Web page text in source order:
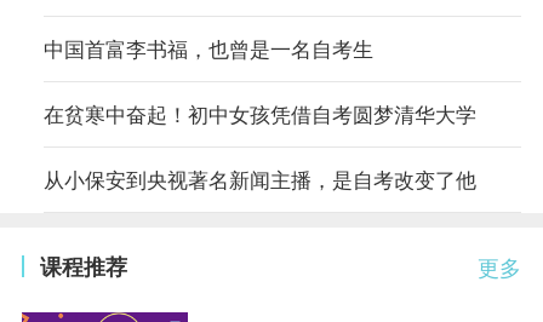
中国首富李书福，也曾是一名自考生
在贫寒中奋起！初中女孩凭借自考圆梦清华大学
从小保安到央视著名新闻主播，是自考改变了他
更多
课程推荐